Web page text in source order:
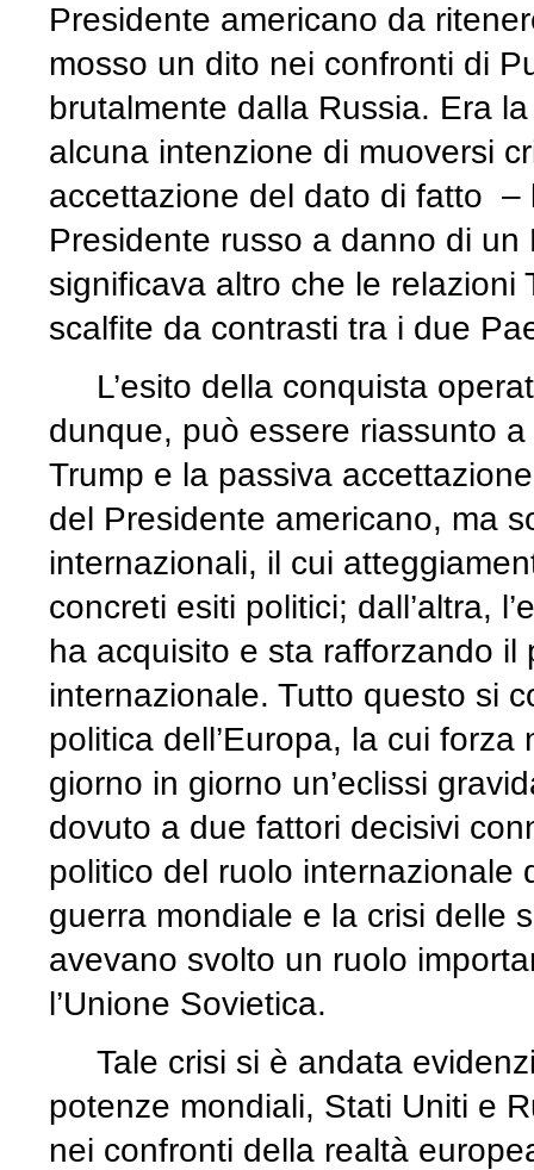
Presidente americano da
mosso un dito nei confronti di
brutalmente dalla Russia. Era
alcuna intenzione di muoversi
accettazione del dato di fatto –
Presidente russo a danno di
significava altro che le relazioni
scalfite da contrasti tra i due
L’esito della conquista
dunque, può essere riassunto
Trump e la passiva
del Presidente americano, ma
internazionali, il cui
concreti esiti politici; dall’altra,
ha acquisito e sta rafforzando
internazionale. Tutto questo si
politica dell’Europa, la cui
giorno in giorno un’eclissi
dovuto a due fattori decisivi
politico del ruolo internazionale
guerra mondiale e la crisi delle
avevano svolto un ruolo
l’Unione Sovietica.
Tale crisi si è andata
potenze mondiali, Stati Uniti e
nei confronti della realtà